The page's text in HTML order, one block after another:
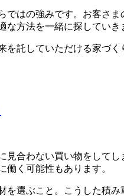
はの強みです。お客さ
方法を一緒に探していき
託していただける家づ
合わない買い物をして
く可能性もあります。
選ぶこと。こうした積